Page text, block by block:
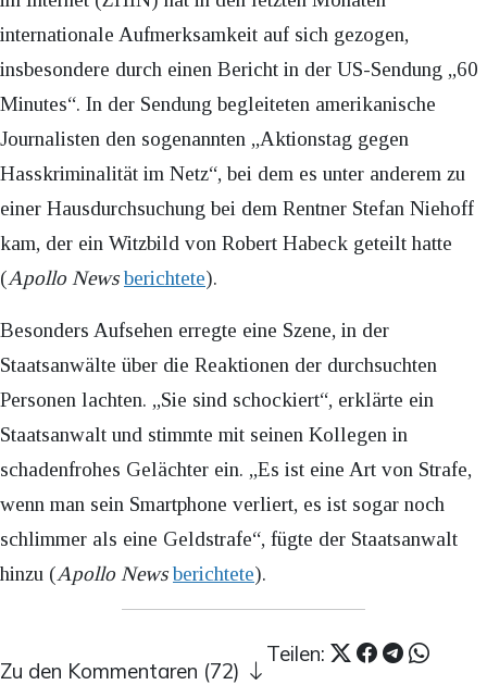
internationale Aufmerksamkeit auf sich gezogen,
insbesondere durch einen Bericht in der US-Sendung „60
Minutes“. In der Sendung begleiteten amerikanische
Journalisten den sogenannten „Aktionstag gegen
Hasskriminalität im Netz“, bei dem es unter anderem zu
einer Hausdurchsuchung bei dem Rentner Stefan Niehoff
kam, der ein Witzbild von Robert Habeck geteilt hatte
(Apollo News berichtete).
Besonders Aufsehen erregte eine Szene, in der
Staatsanwälte über die Reaktionen der durchsuchten
Personen lachten. „Sie sind schockiert“, erklärte ein
Staatsanwalt und stimmte mit seinen Kollegen in
schadenfrohes Gelächter ein. „Es ist eine Art von Strafe,
wenn man sein Smartphone verliert, es ist sogar noch
schlimmer als eine Geldstrafe“, fügte der Staatsanwalt
hinzu (Apollo News berichtete).
Teilen:
Zu den Kommentaren (72)